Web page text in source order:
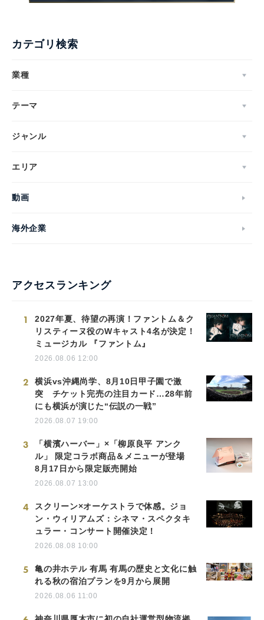
カテゴリ検索
業種
テーマ
ジャンル
エリア
動画
海外企業
アクセスランキング
1
2027年夏、待望の再演！ファントム＆ク
リスティーヌ役のWキャスト4名が決定！
ミュージカル 『ファントム』
2026.08.06 12:00
2
横浜vs沖縄尚学、8月10日甲子園で激
突 チケット完売の注目カード…28年前
にも横浜が演じた“伝説の一戦”
2026.08.07 19:00
3
「横濱ハーバー」×「柳原良平 アンク
ル」 限定コラボ商品＆メニューが登場
8月17日から限定販売開始
2026.08.07 13:00
4
スクリーン×オーケストラで体感。ジョ
ン・ウィリアムズ：シネマ・スペクタキ
ュラー・コンサート開催決定！
2026.08.08 10:00
5
亀の井ホテル 有馬 有馬の歴史と文化に触
れる秋の宿泊プランを9月から展開
2026.08.06 11:00